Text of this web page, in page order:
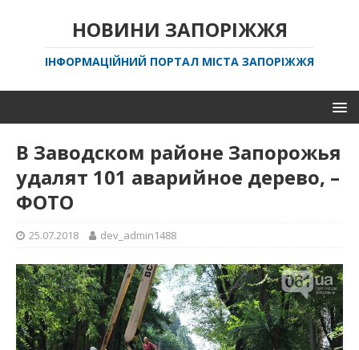
НОВИНИ ЗАПОРІЖЖЯ
ІНФОРМАЦІЙНИЙ ПОРТАЛ МІСТА ЗАПОРІЖЖЯ
В Заводском районе Запорожья
удалят 101 аварийное дерево, –
ФОТО
25.07.2018 dev_admin1488